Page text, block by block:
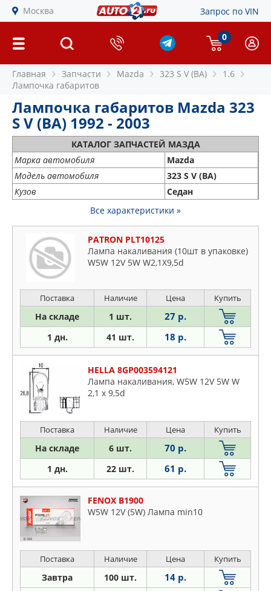
Москва Запрос по VIN
0
Главная Запчасти Mazda 323 S V (BA)
1.6
Лампочка габаритов
Лампочка габаритов Mazda 323
S V (BA) 1992 - 2003
КАТАЛОГ ЗАПЧАСТЕЙ МАЗДА
Марка автомобиля
Mazda
Модель автомобиля
323 S V (BA)
Кузов
Седан
Все характеристики »
PATRON PLT10125
Лампа накаливания (10шт в упаковке)
W5W 12V 5W W2,1X9,5d
Поставка Наличие Цена Купить
На складе 1 шт. 27 р.
1 дн. 41 шт. 18 р.
HELLA 8GP003594121
Лампа накаливания, W5W 12V 5W W
2,1 x 9,5d
Поставка Наличие Цена Купить
На складе 6 шт. 70 р.
1 дн. 22 шт. 61 р.
FENOX B1900
W5W 12V (5W) Лампа min10
Поставка Наличие Цена Купить
Завтра 100 шт. 14 р.